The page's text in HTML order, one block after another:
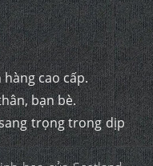
cao cấp.
bạn bè.
trọng trong dịp